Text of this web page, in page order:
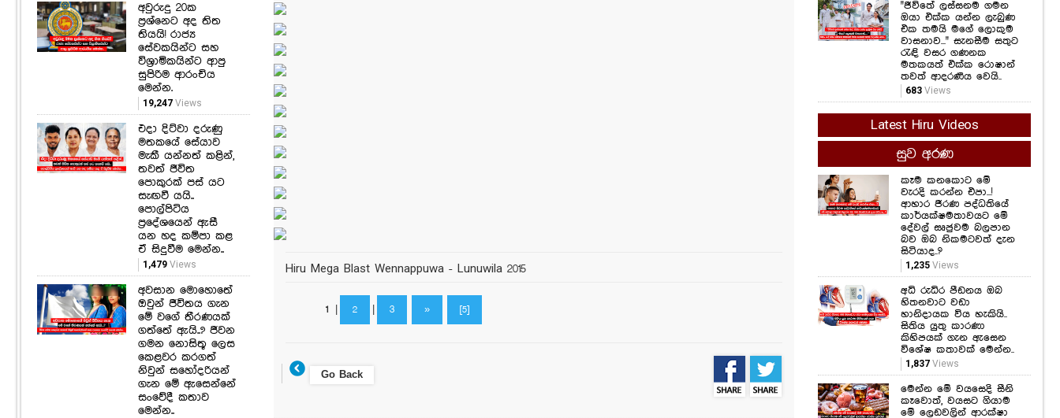
Hiru Mega Blast Wennappuwa - Lunuwila 2015
1 2 3 » [5]
Go Back
මතකයත් එක්ක රොෂාන්
තවත් ආදරණීය වෙයි..
683 Views
Latest Hiru Videos
සුව අරණ
කෑම කනකොට මේ
වැරදි කරන්න එපා...!
ආහාර ජීරණ පද්ධතියේ
කාර්යක්ෂමතාවයට මේ
බව ඔබ නිකමටවත් දැන
සිටියාද..?
1,235Views
අධි රුධිර පීඩනය ඔබ
හිතනවාට වඩා
හානිදායක විය හැකියි..
සිතිය යුතු කාරණා
විශේෂ කතාවක් මෙන්න..
1,837Views
මෙන්න මේ වයසෙදි සීනි
කෑවොත්, වයසට ගියාම
මේ ලෙඩවලින් ආරක්ෂා
වෙන්න පුළුවන්.. නව
කරුණු මෙන්න..
1,430Views
අවුරුදු 20ක
ප්‍රශ්නෙට අද තිත
තියයි! රාජ්‍ය
සේවකයින්ට සහ
විශ්‍රාමිකයින්ට ආපු
සුපිරිම ආරංචිය
මෙන්න.
19,247Views
එදා දිට්වා දරුණු
මතකයේ සේයාව
මැකී යන්නත් කළින්,
තවත් ජීවිත
පොකුරක් පස් යට
සැඟවී යයි..
පොල්පිටිය
ප්‍රදේශයෙන් ඇසී
යන හද කම්පා කළ
ඒ සිදුවීම මෙන්න..
1,479Views
අවසාන මොහොතේ
ඔවුන් ජීවිතය ගැන
මේ වගේ තීරණයක්
ගත්තේ ඇයි..? ජීවන
ගමන නොසිතූ ලෙස
කෙළවර කරගත්
නිවුන් සහෝදරියන්
ගැන මේ ඇසෙන්නේ
සංවේදී කතාව
මෙන්න..